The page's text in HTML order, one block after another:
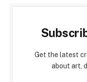
Get the latest
about art,